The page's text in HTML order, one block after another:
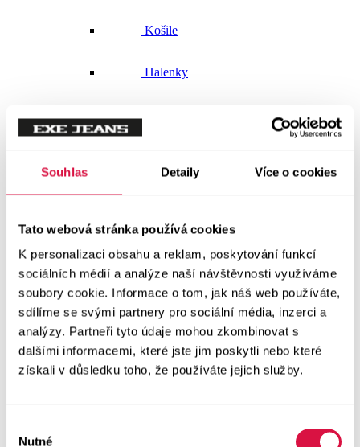
Souhlas Detaily Více o cookies
Tato webová stránka používá cookies
K personalizaci obsahu a reklam, poskytování funkcí
sociálních médií a analýze naší návštěvnosti využíváme
soubory cookie. Informace o tom, jak náš web používáte,
sdílíme se svými partnery pro sociální média, inzerci a
analýzy. Partneři tyto údaje mohou zkombinovat s
dalšími informacemi, které jste jim poskytli nebo které
získali v důsledku toho, že používáte jejich služby.
Nutné
Košile
Halenky
Vše v kategorii Svetry a mikiny
Mikiny
Svetry
Šaty a sukně
Vše v kategorii Šaty a sukně
NOVINKY
Letní šaty